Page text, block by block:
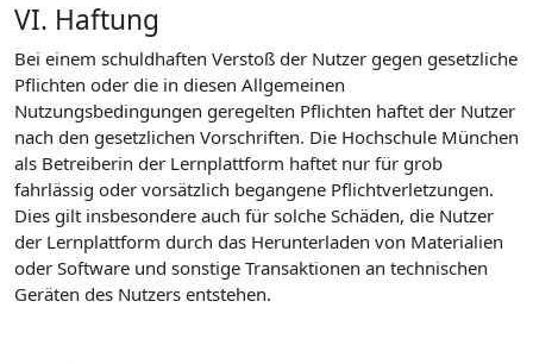
VI. Haftung
Bei einem schuldhaften Verstoß der Nutzer gegen gesetzliche
Pflichten oder die in diesen Allgemeinen
Nutzungsbedingungen geregelten Pflichten haftet der Nutzer
nach den gesetzlichen Vorschriften. Die Hochschule München
als Betreiberin der Lernplattform haftet nur für grob
fahrlässig oder vorsätzlich begangene Pflichtverletzungen.
Dies gilt insbesondere auch für solche Schäden, die Nutzer
der Lernplattform durch das Herunterladen von Materialien
oder Software und sonstige Transaktionen an technischen
Geräten des Nutzers entstehen.